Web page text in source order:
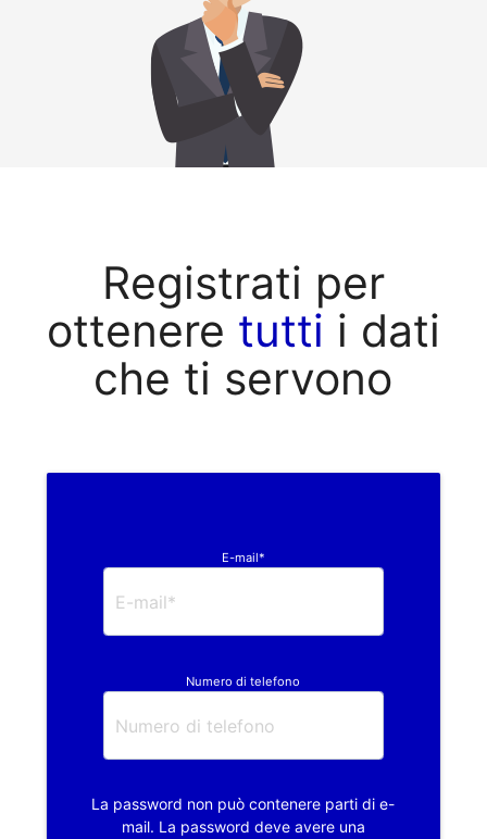
Registrati per
ottenere tutti i dati
che ti servono
E-mail*
Numero di telefono
La password non può contenere parti di e-
mail. La password deve avere una